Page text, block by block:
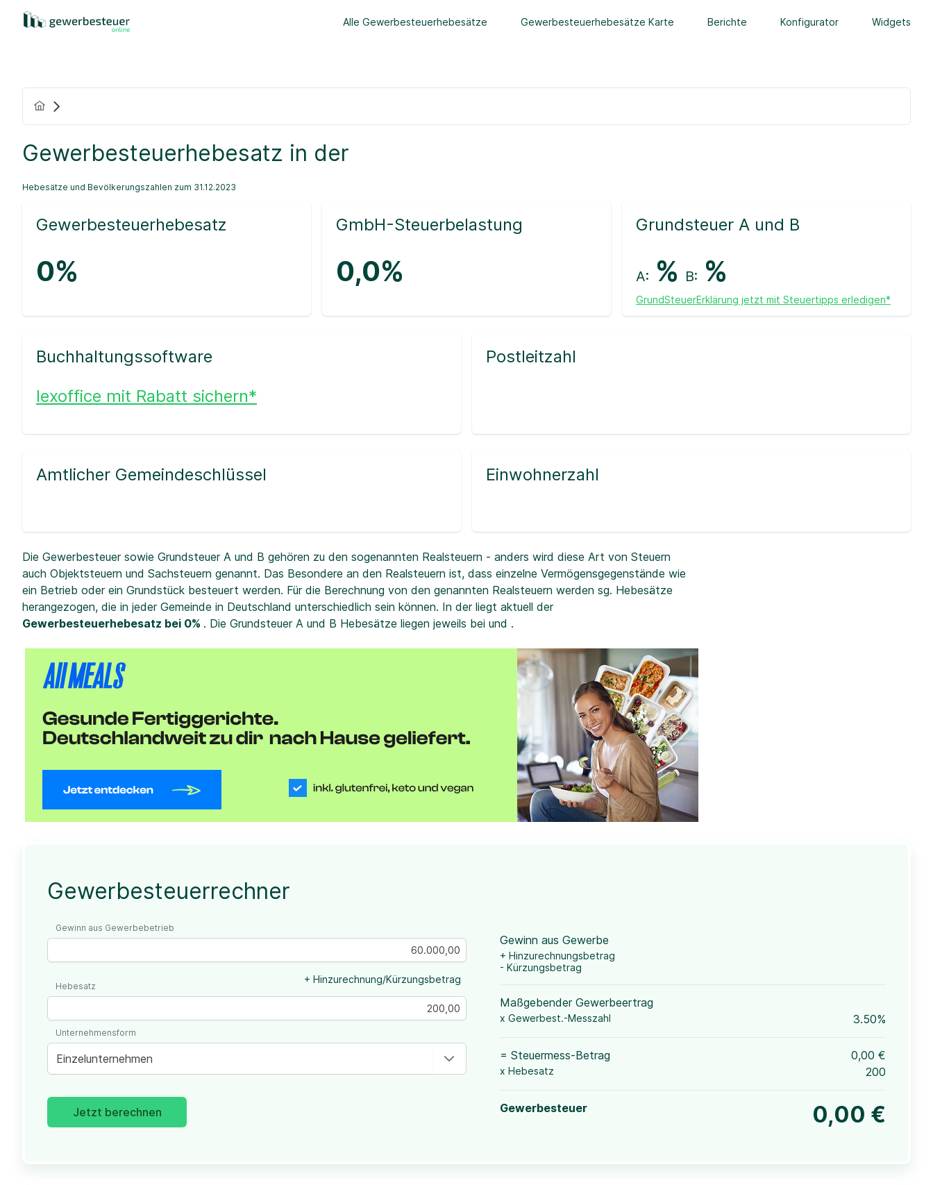
Alle Gewerbesteuerhebesätze Gewerbesteuerhebesätze Karte Berichte Konfigurator Widgets
Gewerbesteuerhebesatz in der
Hebesätze und Bevölkerungszahlen zum 31.12.2023
Gewerbesteuerhebesatz
0%
GmbH-Steuerbelastung
0,0%
Grundsteuer A und B
A: % B: %
GrundSteuerErklärung jetzt mit Steuertipps erledigen*
Buchhaltungssoftware
lexoffice mit Rabatt sichern*
Postleitzahl
Amtlicher Gemeindeschlüssel Einwohnerzahl
Die Gewerbesteuer sowie Grundsteuer A und B gehören zu den sogenannten Realsteuern - anders wird diese Art von Steuern
auch Objektsteuern und Sachsteuern genannt. Das Besondere an den Realsteuern ist, dass einzelne Vermögensgegenstände wie
ein Betrieb oder ein Grundstück besteuert werden. Für die Berechnung von den genannten Realsteuern werden sg. Hebesätze
herangezogen, die in jeder Gemeinde in Deutschland unterschiedlich sein können. In der liegt aktuell der
Gewerbesteuerhebesatz bei 0% . Die Grundsteuer A und B Hebesätze liegen jeweils bei und .
Gewerbesteuerrechner
Gewinn aus Gewerbebetrieb
+ Hinzurechnung/Kürzungsbetrag
Hebesatz
Einzelunternehmen
Unternehmensform
Jetzt berechnen
Gewinn aus Gewerbe
+ Hinzurechnungsbetrag
- Kürzungsbetrag
Maßgebender Gewerbeertrag
x Gewerbest.-Messzahl 3.50%
= Steuermess-Betrag 0,00 €
x Hebesatz 200
Gewerbesteuer 0,00 €